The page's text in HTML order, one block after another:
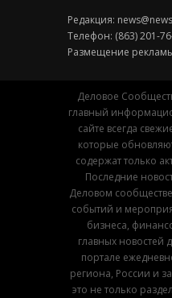
Редакция:
Телефон: (863) 201-
Размещение
Деловое
главный
сайте всегда
которые
содержат только
Последние
Деловом
событий и
бизнеса,
главных новостей
портале
региона, России и
это не только